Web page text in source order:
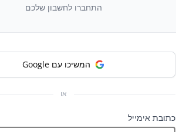
התחברו לחשבון שלכם
המשיכו עם Google
או
כתובת אימייל